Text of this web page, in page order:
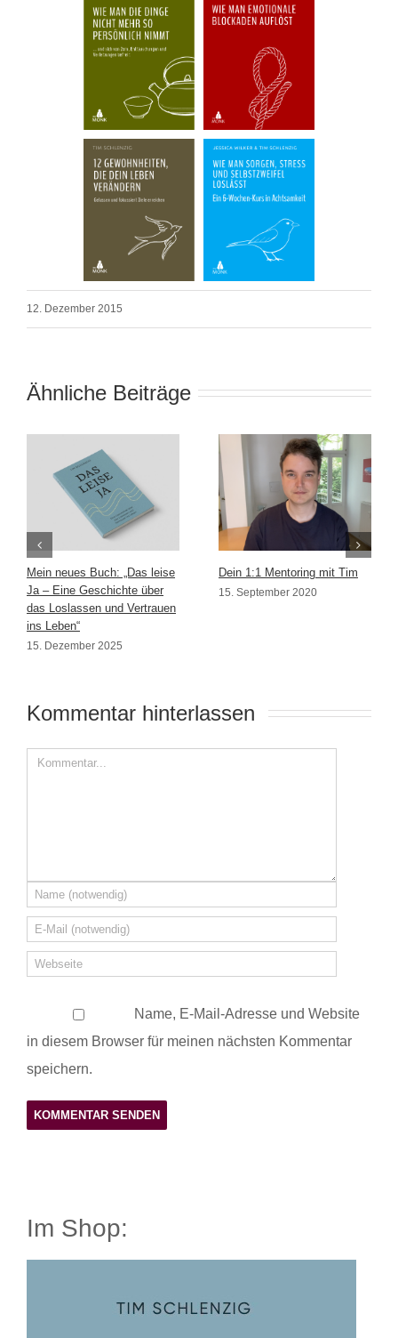
12. Dezember 2015
Ähnliche Beiträge
Mein neues Buch: „Das leise
Ja – Eine Geschichte über
das Loslassen und Vertrauen
ins Leben“
15. Dezember 2025
Dein 1:1 Mentoring mit Tim
15. September 2020
Kommentar hinterlassen
Name, E-Mail-Adresse und Website
in diesem Browser für meinen nächsten Kommentar
speichern.
Im Shop: